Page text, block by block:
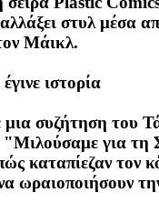
στυλ μέσα
Μάικλ.
ιστορία
μια συζήτηση του
για τη
καταπίεζαν τον
ωραιοποιήσουν